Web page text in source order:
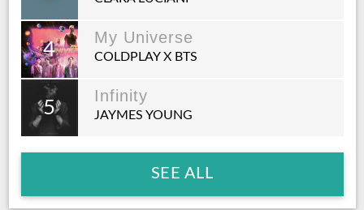
4
My Universe
COLDPLAY X BTS
5
Infinity
JAYMES YOUNG
SEE ALL